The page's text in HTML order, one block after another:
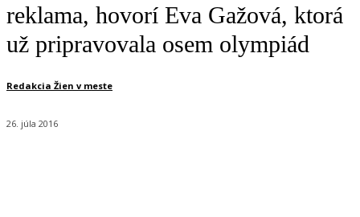
reklama, hovorí Eva Gažová, ktorá
už pripravovala osem olympiád
Redakcia Žien v meste
26. júla 2016